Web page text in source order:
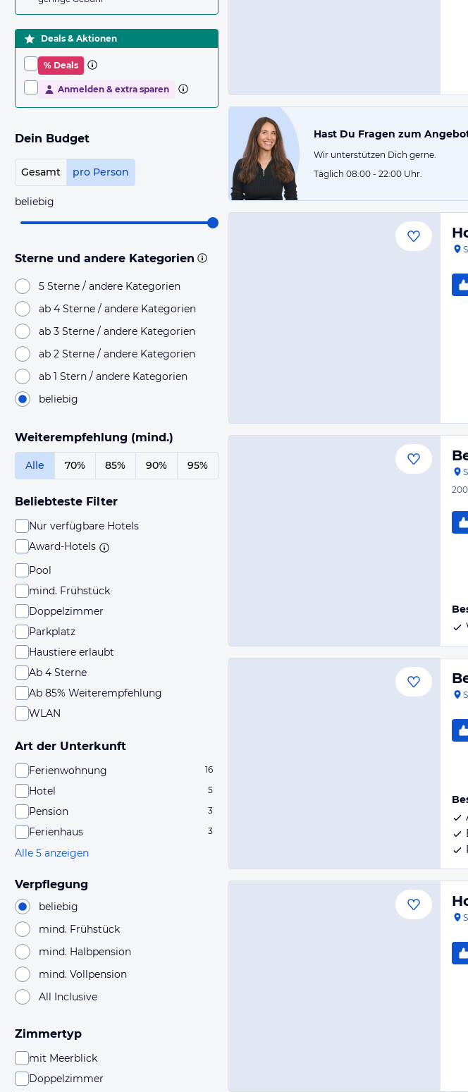
Deals & Aktionen
% Deals
Anmelden & extra sparen
Dein Budget
Gesamt pro Person
beliebig
Sterne und andere Kategorien
5 Sterne / andere Kategorien
ab 4 Sterne / andere Kategorien
ab 3 Sterne / andere Kategorien
ab 2 Sterne / andere Kategorien
ab 1 Stern / andere Kategorien
beliebig
Weiterempfehlung (mind.)
Alle 70% 85% 90% 95%
Beliebteste Filter
Nur verfügbare Hotels
Award-Hotels
Pool
mind. Frühstück
Doppelzimmer
Parkplatz
Haustiere erlaubt
Ab 4 Sterne
Ab 85% Weiterempfehlung
WLAN
Art der Unterkunft
Ferienwohnung 16
Hotel 5
Pension 3
Ferienhaus 3
Alle 5 anzeigen
Verpflegung
beliebig
mind. Frühstück
mind. Halbpension
mind. Vollpension
All Inclusive
Zimmertyp
mit Meerblick
Doppelzimmer
Hast Du Fragen zum
Wir unterstützen Dich gerne.
Täglich 08:00 - 22:00 Uhr.